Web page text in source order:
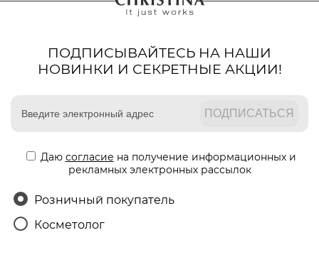
ПОДПИСЫВАЙТЕСЬ НА НАШИ
НОВИНКИ И СЕКРЕТНЫЕ АКЦИИ!
Даю согласие на получение информационных и
рекламных электронных рассылок
Розничный покупатель
Косметолог